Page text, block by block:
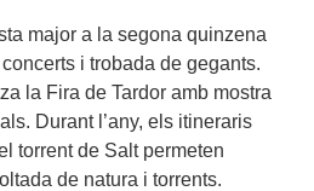
major a la segona quinzena
i trobada de gegants.
la Fira de Tardor amb mostra
Durant l’any, els itineraris
torrent de Salt permeten
de natura i torrents.